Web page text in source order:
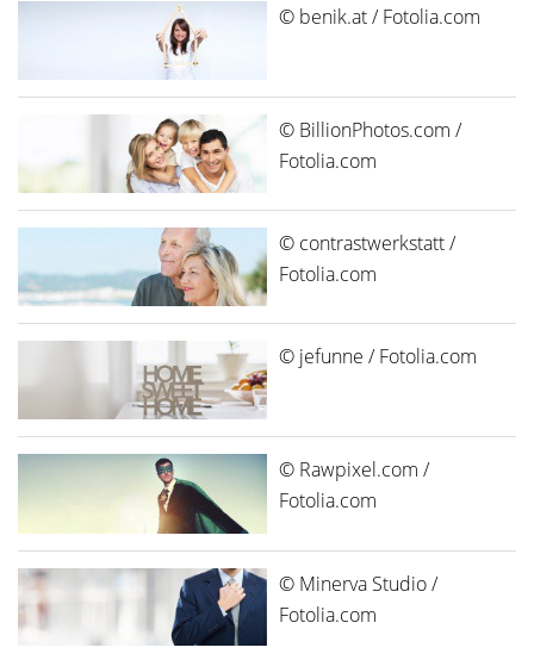
© benik.at / Fotolia.com
© BillionPhotos.com /
Fotolia.com
© contrastwerkstatt /
Fotolia.com
© jefunne / Fotolia.com
© Rawpixel.com /
Fotolia.com
© Minerva Studio /
Fotolia.com